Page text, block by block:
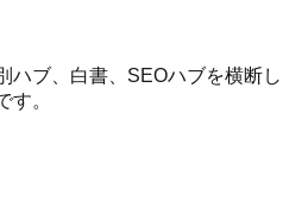
ハブ、白書、SEOハブを横断し
す。